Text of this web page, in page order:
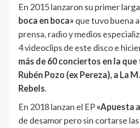
En 2015 lanzaron su primer
boca en boca» que tuvo buena
prensa, radio y medios
4 videoclips de este disco e
más de 60 conciertos en la
Rubén Pozo (ex Pereza), a La
Rebels.
En 2018 lanzan el EP«Apuesta
de desamor pero sin cortarse las